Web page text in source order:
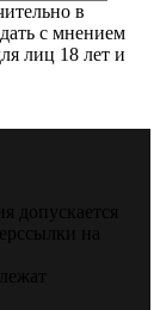
в
с мнением
лиц 18 лет и
допускается
на